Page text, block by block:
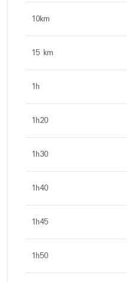
10km
15 km
1h
1h20
1h30
1h40
1h45
1h50